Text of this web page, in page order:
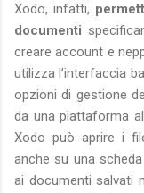
Xodo, infatti,
documenti
creare account e
utilizza l’interfaccia
opzioni di gestione
da una piattaforma
Xodo può aprire i
anche su una
ai documenti salvati